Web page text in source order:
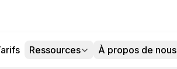
Ressources À propos de nous